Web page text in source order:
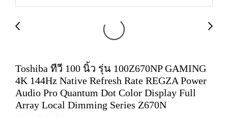
Toshiba ทีวี 100 นิ้ว รุ่น 100Z670NP GAMING
4K 144Hz Native Refresh Rate REGZA Power
Audio Pro Quantum Dot Color Display Full
Array Local Dimming Series Z670N